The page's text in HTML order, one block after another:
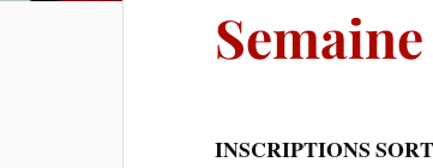
INSCRIPTIONS